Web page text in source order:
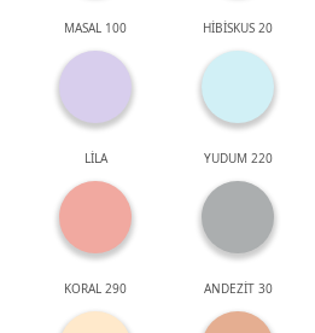
MASAL 100 HİBİSKUS 20
LİLA YUDUM 220
KORAL 290 ANDEZİT 30